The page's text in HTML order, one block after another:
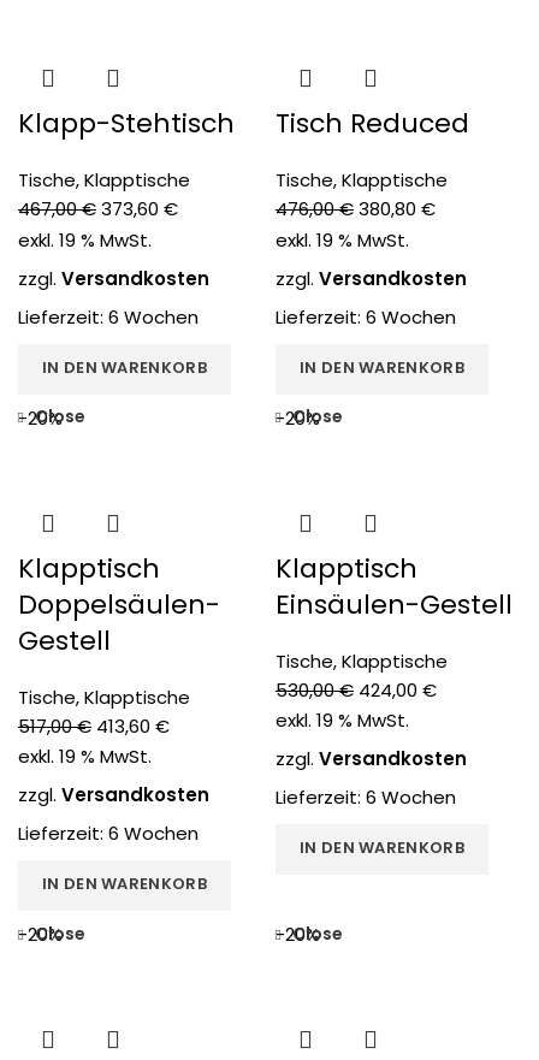
Klapp-Stehtisch
Tische,Klapptische
467,00€373,60 €
exkl. 19 % MwSt.
zzgl. Versandkosten
Lieferzeit: 6 Wochen
IN DEN WARENKORB
Tisch Reduced
Tische,Klapptische
476,00€380,80 €
exkl. 19 % MwSt.
zzgl. Versandkosten
Lieferzeit: 6 Wochen
IN DEN WARENKORB
-20%
Close
Klapptisch
Doppelsäulen-
Gestell
Tische,Klapptische
517,00€ 413,60 €
exkl. 19 % MwSt.
zzgl. Versandkosten
Lieferzeit: 6 Wochen
IN DEN WARENKORB
-20%
Close
Klapptisch
Einsäulen-Gestell
Tische,Klapptische
530,00€ 424,00 €
exkl. 19 % MwSt.
zzgl. Versandkosten
Lieferzeit: 6 Wochen
IN DEN WARENKORB
-20%
Close -20%
Close